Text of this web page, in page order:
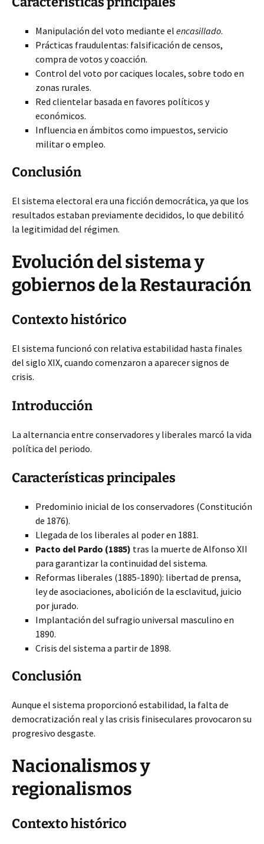
Manipulación del voto mediante el encasillado.
Prácticas fraudulentas: falsificación de censos,
compra de votos y coacción.
Control del voto por caciques locales, sobre todo en
zonas rurales.
Red clientelar basada en favores políticos y
económicos.
Influencia en ámbitos como impuestos, servicio
militar o empleo.
Conclusión
El sistema electoral era una ficción democrática, ya que los
resultados estaban previamente decididos, lo que debilitó
la legitimidad del régimen.
Evolución del sistema y
gobiernos de la Restauración
Contexto histórico
El sistema funcionó con relativa estabilidad hasta finales
del siglo XIX, cuando comenzaron a aparecer signos de
crisis.
Introducción
La alternancia entre conservadores y liberales marcó la vida
política del periodo.
Características principales
Predominio inicial de los conservadores (Constitución
de 1876).
Llegada de los liberales al poder en 1881.
Pacto del Pardo (1885) tras la muerte de Alfonso XII
para garantizar la continuidad del sistema.
Reformas liberales (1885-1890): libertad de prensa,
ley de asociaciones, abolición de la esclavitud, juicio
por jurado.
Implantación del sufragio universal masculino en
1890.
Crisis del sistema a partir de 1898.
Conclusión
Aunque el sistema proporcionó estabilidad, la falta de
democratización real y las crisis finiseculares provocaron su
progresivo desgaste.
Nacionalismos y
regionalismos
Contexto histórico